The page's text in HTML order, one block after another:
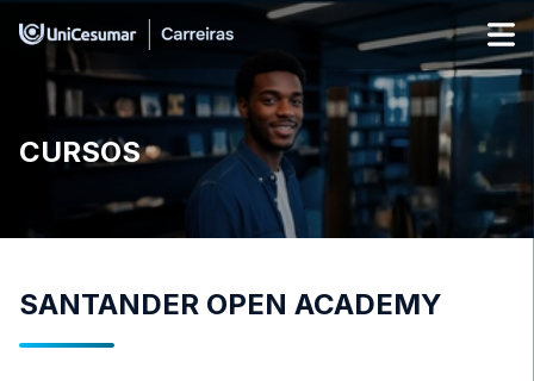
CURSOS
SANTANDER OPEN ACADEMY